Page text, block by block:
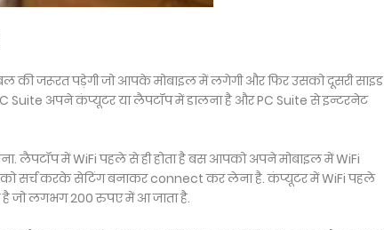
की जरूरत पड़ेगी जो आपके मोबाइल में लगेगी और फिर उसको दूसरी साइड
अपने कंप्यूटर या लैपटॉप में डालना है और PC Suite से इन्टरनेट
लैपटॉप में WiFi पहले से ही होता है बस आपको अपने मोबाइल में WiFi
सर्च करके सेटिंग बनाकर connect कर लेना है. कंप्यूटर में WiFi पहले
है जो लगभग 200 रुपए में आ जाता है.